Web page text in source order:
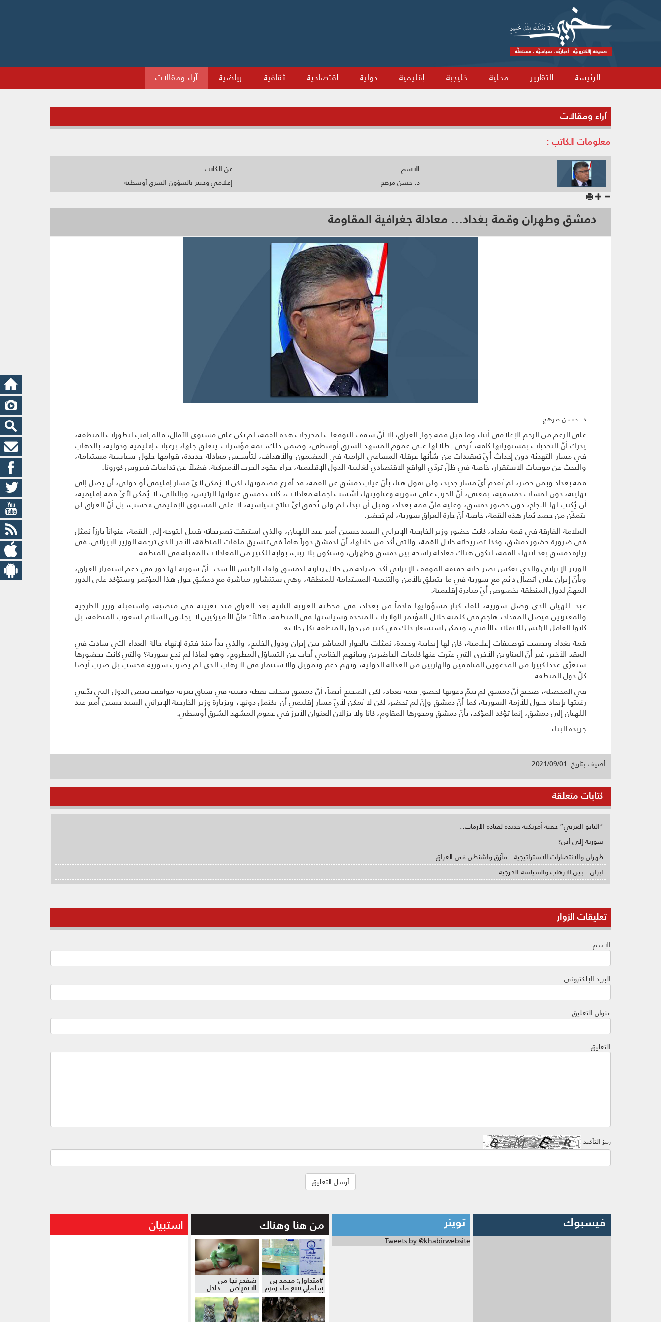
الرئيسة التقارير محلية خليجية إقليمية دولية اقتصادية ثقافية رياضية آراء ومقالات
آراء ومقالات
معلومات الكاتب :
الاسم :
د. حسن مرهج
عن الكاتب :
إعلامي وخبير بالشؤون الشرق أوسطية
دمشق وطهران وقمة بغداد… معادلة جغرافية المقاومة
د. حسن مرهج
على الرغم من الزخم الإعلامي أثناء وما قبل قمة جوار العراق، إلا أنّ سقف التوقعات لمخرجات هذه القمة، لم تكن على مستوى الآمال، فالمراقب لتطورات المنطقة،
يدرك أنّ التحديات بمستوياتها كافة، تُرخي بظلالها على عموم المشهد الشرق أوسطي، وضمن ذلك، ثمة مؤشرات يتعلق جلها، برغبات إقليمية ودولية، بالذهاب
في مسار التهدئة دون إحداث أيّ تعقيدات من شأنها عرقلة المساعي الرامية في المضمون والأهداف، لتأسيس معادلة جديدة، قوامها حلول سياسية مستدامة،
والبحث عن موجبات الاستقرار، خاصة في ظلّ تردّي الواقع الاقتصادي لغالبية الدول الإقليمية، جراء عقود الحرب الأميركية، فضلاً عن تداعيات فيروس كورونا.
قمة بغداد وبمن حضر، لم تُقدم أيّ مسار جديد، ولن نقول هنا، بأنّ غياب دمشق عن القمة، قد أفرغ مضمونها، لكن لا يُمكن لأيّ مسار إقليمي أو دولي، أن يصل إلى
نهايته، دون لمسات دمشقية، بمعنى، أنّ الحرب على سورية وعناوينها، أسّست لجملة معادلات، كانت دمشق عنوانها الرئيس، وبالتالي، لا يُمكن لأيّ قمة إقليمية،
أن يُكتب لها النجاح، دون حضور دمشق، وعليه فإنّ قمة بغداد، وقبل أن تبدأ، لم ولن تُحقق أيّ نتائج سياسية، لا على المستوى الإقليمي فحسب، بل أنّ العراق لن
يتمكّن من حصد ثمار هذه القمة، خاصة أنّ جارة العراق سورية، لم تحضر.
العلامة الفارقة في قمة بغداد، كانت حضور وزير الخارجية الإيراني السيد حسين أمير عبد اللهيان، والذي استبقت تصريحاته قبيل التوجه إلى القمة، عنواناً بارزاً تمثل
في ضرورة حضور دمشق، وكذا تصريحاته خلال القمة، والتي أكد من خلالها، أنّ لدمشق دوراً هاماً في تنسيق ملفات المنطقة، الأمر الذي ترجمه الوزير الإيراني، في
زيارة دمشق بعد انتهاء القمة، لتكون هناك معادلة راسخة بين دمشق وطهران، وستكون بلا ريب، بوابة للكثير من المعادلات المقبلة في المنطقة.
الوزير الإيراني والذي تعكس تصريحاته حقيقة الموقف الإيراني أكد صراحة من خلال زيارته لدمشق ولقاء الرئيس الأسد، بأنّ سورية لها دور في دعم استقرار العراق،
وبأنّ إيران على اتصال دائم مع سورية في ما يتعلق بالأمن والتنمية المستدامة للمنطقة، وهي ستتشاور مباشرة مع دمشق حول هذا المؤتمر وستؤكد على الدور
المهمّ لدول المنطقة بخصوص أيّ مبادرة إقليمية.
عبد اللهيان الذي وصل سورية، للقاء كبار مسؤوليها قادماً من بغداد، في محطته العربية الثانية بعد العراق منذ تعيينه في منصبه، واستقبله وزير الخارجية
والمغتربين فيصل المقداد، هاجم في كلمته خلال المؤتمر الولايات المتحدة وسياستها في المنطقة، قائلاً: «إنّ الأميركيين لا يجلبون السلام لشعوب المنطقة، بل
كانوا العامل الرئيس للانفلات الأمني، ويمكن استشعار ذلك في كثير من دول المنطقة بكل جلاء».
قمة بغداد وبحسب توصيفات إعلامية، كان لها إيجابية وحيدة، تمثلت بالحوار المباشر بين إيران ودول الخليج، والذي بدأ منذ فترة لإنهاء حالة العداء التي سادت في
العقد الأخير، غير أنّ العناوين الأخرى التي عبّرت عنها كلمات الحاضرين وبيانهم الختامي أجاب عن التساؤل المطروح، وهو لماذا لم تدعَ سورية؟ والتي كانت بحضورها
ستعرّي عدداً كبيراً من المدعوين المنافقين والهاربين من العدالة الدولية، وتهم دعم وتمويل والاستثمار في الإرهاب الذي لم يضرب سورية فحسب بل ضرب أيضاً
كلّ دول المنطقة.
في المحصلة، صحيح أنّ دمشق لم تتمّ دعوتها لحضور قمة بغداد، لكن الصحيح أيضاً، أنّ دمشق سجلت نقطة ذهبية في سياق تعرية مواقف بعض الدول التي تدّعي
رغبتها بإيجاد حلول للأزمة السورية، كما أنّ دمشق وإنْ لم تحضر، لكن لا يُمكن لأيّ مسار إقليمي أن يكتمل دونها، وبزيارة وزير الخارجية الإيراني السيد حسين أمير عبد
اللهيان إلى دمشق، إنما تؤكد المؤكد، بأنّ دمشق ومحورها المقاوم، كانا ولا يزالان العنوان الأبرز في عموم المشهد الشرق أوسطي.
جريدة البناء
أضيف بتاريخ :2021/09/01
كتابات متعلقة
“الناتو العربي” حقبة أمريكية جديدة لقيادة الأزمات..
سورية إلى أين؟
طهران والانتصارات الاستراتيجية.. مآزق واشنطن في العراق
إيران.. بين الإرهاب والسياسة الخارجية
تعليقات الزوار
الإسم
البريد الإلكتروني
عنوان التعليق
التعليق
رمز التأكيد
فيسبوك تويتر
Tweets by @khabirwebsite
من هنا وهناك
#متداول: محمد بن
سلمان يبيع ماء زمزم
للمواطنين
ضفدع نجا من
الانقراض... داخل
موزة!
استبيان